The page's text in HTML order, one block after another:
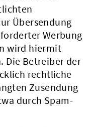
Übersendung
Werbung
wird hiermit
Die Betreiber der
rechtliche
Zusendung
durch Spam-